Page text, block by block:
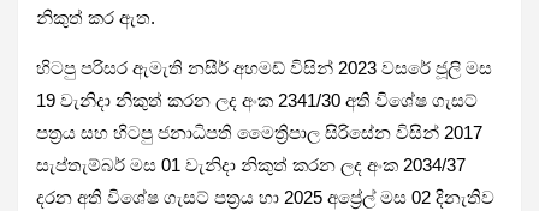
නිකුත් කර ඇත.
හිටපු පරිසර ඇමැති නසීර් අහමඩ් විසින් 2023 වසරේ ජූලි මස
19 වැනිදා නිකුත් කරන ලද අංක 2341/30 අති විශේෂ ගැසට්
පත්‍රය සහ හිටපු ජනාධිපති මෛත්‍රිපාල සිරිසේන විසින් 2017
සැප්තැම්බර් මස 01 වැනිදා නිකුත් කරන ලද අංක 2034/37
දරන අති විශේෂ ගැසට් පත්‍රය හා 2025 අප්‍රේල් මස 02 දිනැතිව